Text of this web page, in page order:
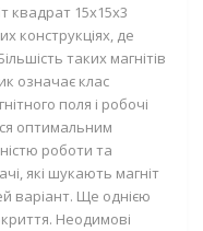
квадрат 15х15х3
конструкціях, де
таких магнітів
означає клас
поля і робочі
оптимальним
роботи та
які шукають магніт
варіант. Ще однією
Неодимові